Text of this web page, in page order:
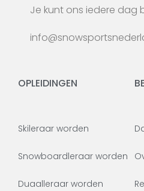
Je kunt ons iedere dag
OPLEIDINGEN
Skileraar worden
Snowboardleraar worden
Duaalleraar worden